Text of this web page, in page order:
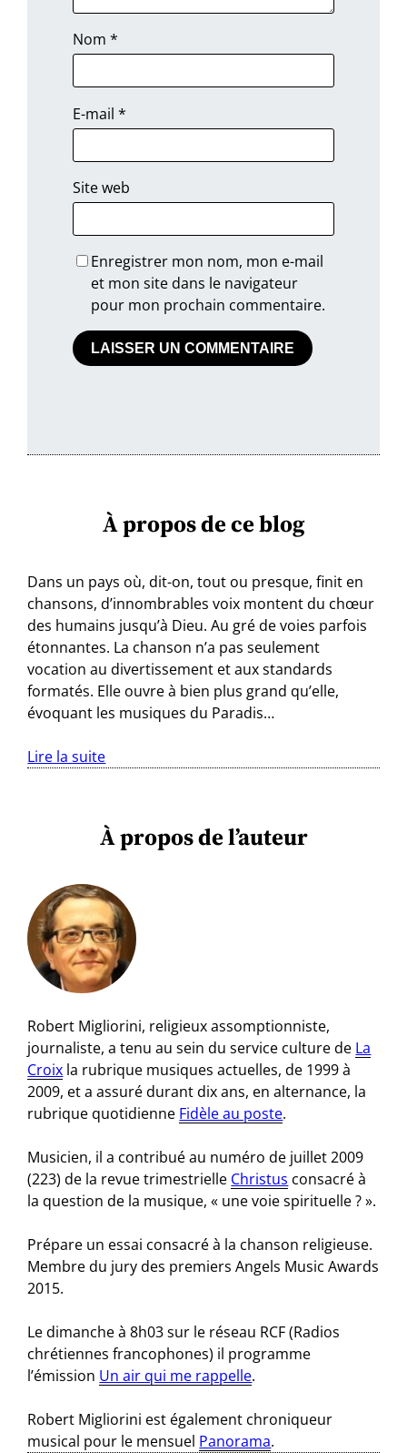
Nom*
E-mail*
Site web
Enregistrer mon nom, mon e-mail
et mon site dans le navigateur
pour mon prochain commentaire.
À propos de ce blog
Dans un pays où, dit-on, tout ou presque, finit en
chansons, d’innombrables voix montent du chœur
des humains jusqu’à Dieu. Au gré de voies parfois
étonnantes. La chanson n’a pas seulement
vocation au divertissement et aux standards
formatés. Elle ouvre à bien plus grand qu’elle,
évoquant les musiques du Paradis…
Lire la suite
À propos de l’auteur
Robert Migliorini, religieux assomptionniste,
journaliste, a tenu au sein du service culture de La
Croix la rubrique musiques actuelles, de 1999 à
2009, et a assuré durant dix ans, en alternance, la
rubrique quotidienne Fidèle au poste.
Musicien, il a contribué au numéro de juillet 2009
(223) de la revue trimestrielle Christus consacré à
la question de la musique, « une voie spirituelle ? ».
Prépare un essai consacré à la chanson religieuse.
Membre du jury des premiers Angels Music Awards
2015.
Le dimanche à 8h03 sur le réseau RCF (Radios
chrétiennes francophones) il programme
l’émission Un air qui me rappelle.
Robert Migliorini est également chroniqueur
musical pour le mensuel Panorama.